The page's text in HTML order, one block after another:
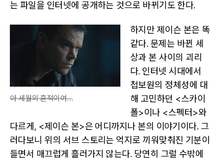
는 파일을 인터넷에 공개하는 것으로 바뀌기도 한다.
아 세월의 흔적이여…
하지만 제이슨 본은 똑
같다. 문제는 바뀐 세
상과 본 사이의 괴리
다. 인터넷 시대에서
첩보원의 정체성에 대
해 고민하던 <스카이
폴>이나 <스펙터>와
다르게, <제이슨 본>은 어디까지나 본의 이야기이다. 그
러다보니 위의 서브 스토리는 억지로 끼워맞춰진 기분이
들면서 매끄럽게 흘러가지 않는다. 당연히 그럴 수밖에